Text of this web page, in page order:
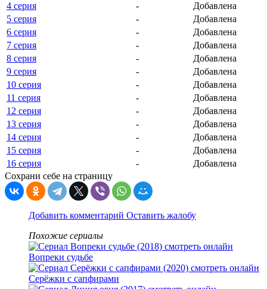
4 серия
-
Добавлена
5 серия
-
Добавлена
6 серия
-
Добавлена
7 серия
-
Добавлена
8 серия
-
Добавлена
9 серия
-
Добавлена
10 серия
-
Добавлена
11 серия
-
Добавлена
12 серия
-
Добавлена
13 серия
-
Добавлена
14 серия
-
Добавлена
15 серия
-
Добавлена
16 серия
-
Добавлена
Сохрани себе на страницу
Добавить комментарий Оставить жалобу
Похожие сериалы
Вопреки судьбе
Серёжки с сапфирами